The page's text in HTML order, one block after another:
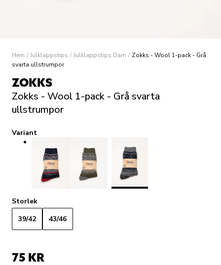
Hem / Julklappstips / Julklappstips Dam / Zokks - Wool 1-pack - Grå
svarta ullstrumpor
ZOKKS
Zokks - Wool 1-pack - Grå svarta
ullstrumpor
Variant
Storlek
39/42
43/46
75 KR